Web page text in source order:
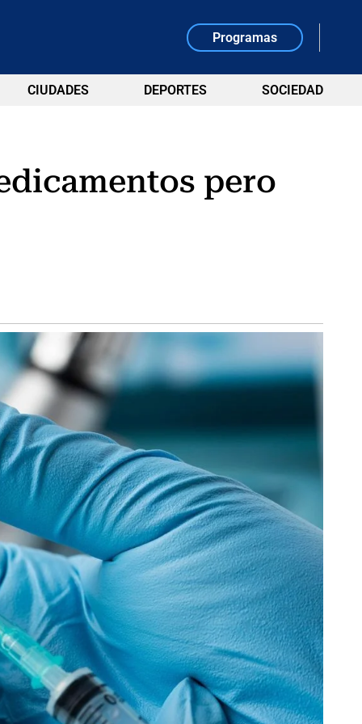
Programas
CIUDADES DEPORTES SOCIEDAD
pero